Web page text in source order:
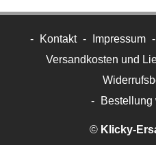
- Kontakt - Impressum -
Versandkosten und
-
Bestellung
© Klicky-